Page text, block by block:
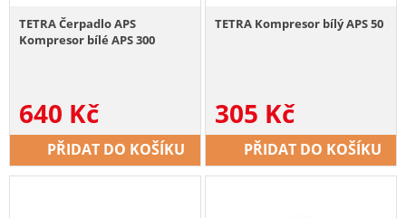
TETRA Čerpadlo APS
Kompresor bílé APS 300
640 Kč
PŘIDAT DO KOŠÍKU
TETRA Kompresor bílý APS 50
305 Kč
PŘIDAT DO KOŠÍKU